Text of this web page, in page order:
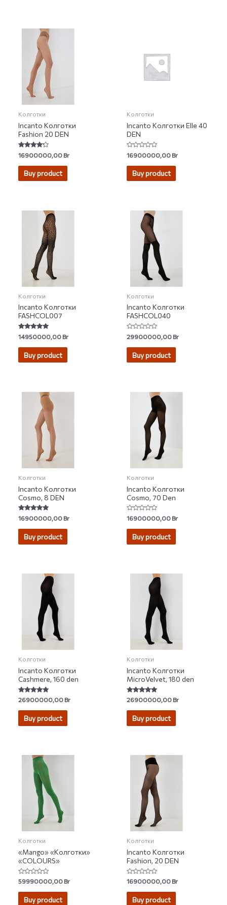
Колготки
Incanto Колготки
Fashion 20 DEN
Rated
4.00
out of 5
16900000,00Br
Buy product
Колготки
Incanto Колготки Elle 40
DEN
Rated
0
out
16900000,00Br
Buy product
Колготки
Incanto Колготки
FASHCOL007
Rated
5.00
out of 5
14950000,00Br
Buy product
Колготки
Incanto Колготки
FASHCOL040
Rated
0
out
29900000,00Br
Buy product
Колготки
Incanto Колготки
Cosmo, 8 DEN
Rated
4.71
out of 5
16900000,00Br
Buy product
Колготки
Incanto Колготки
Cosmo, 70 Den
Rated
0
out
16900000,00Br
Buy product
Колготки
Incanto Колготки
Cashmere, 160 den
Rated
5.00
out of 5
26900000,00Br
Buy product
Колготки
Incanto Колготки
MicroVelvet, 180 den
Rated
5.00
out of 5
26900000,00Br
Buy product
Колготки
«Mango» «Колготки»
«COLOURS»
Rated
0
out
59990000,00Br
Buy product
Колготки
Incanto Колготки
Fashion, 20 DEN
Rated
0
out
16900000,00Br
Buy product